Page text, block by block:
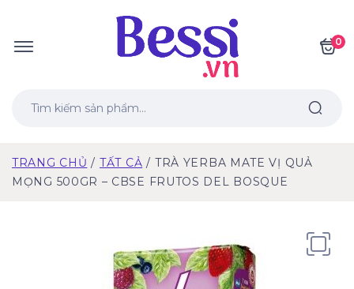
0
TRANG CHỦ TẤT CẢ
TRÀ YERBA MATE VỊ QUẢ
MỌNG 500GR – CBSE FRUTOS DEL BOSQUE